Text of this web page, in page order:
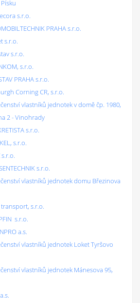
s.r.o.
PRAHA s.r.o.
s.r.o.
s.r.o.
s.r.o.
PRAHA s.r.o.
Corning CR, s.r.o.
vlastníků jednotek v domě čp. 1980,
2 - Vinohrady
s.r.o.
s.r.o.
s.r.o.
s.r.o.
vlastníků jednotek domu Březinova
transport, s.r.o.
s.r.o.
a.s.
vlastníků jednotek Loket Tyršovo
vlastníků jednotek Mánesova 95,